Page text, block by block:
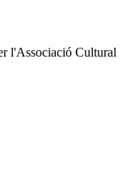
l'Associació Cultural